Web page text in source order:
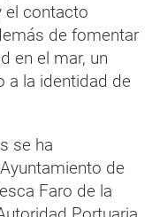
el contacto
de fomentar
en el mar, un
a la identidad de
se ha
de
Faro de la